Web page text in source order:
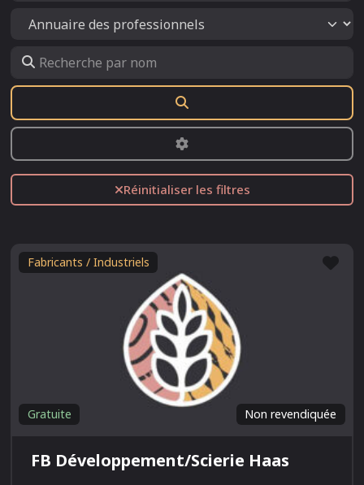
Select search type
Recherche par nom
Advanced Filters
Réinitialiser les filtres
Fabricants / Industriels
Non revendiquée
Gratuite
FB Développement/Scierie Haas